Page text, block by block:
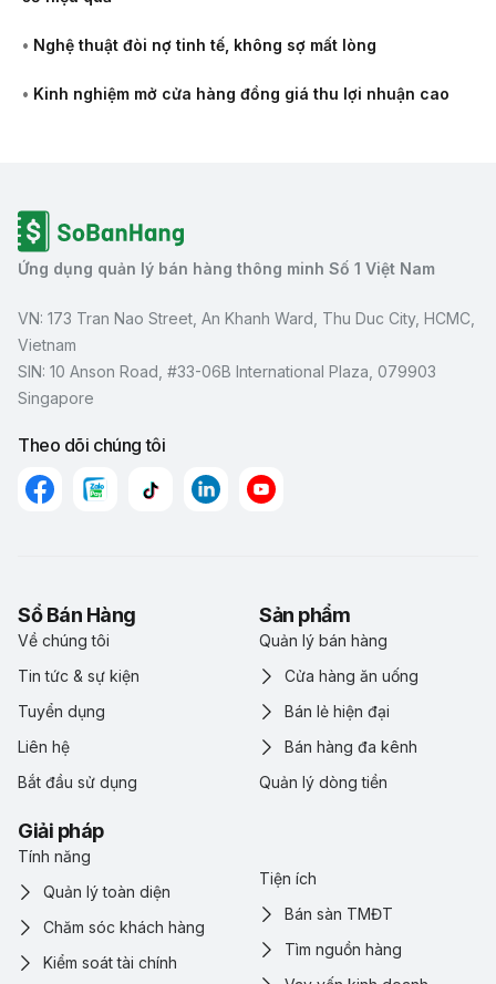
• Nghệ thuật đòi nợ tinh tế, không sợ mất lòng
• Kinh nghiệm mở cửa hàng đồng giá thu lợi nhuận cao
Ứng dụng quản lý bán hàng thông minh Số 1 Việt Nam
VN: 173 Tran Nao Street, An Khanh Ward, Thu Duc City, HCMC,
Vietnam
SIN: 10 Anson Road, #33-06B International Plaza, 079903
Singapore
Theo dõi chúng tôi
Sổ Bán Hàng
Về chúng tôi
Tin tức & sự kiện
Tuyển dụng
Liên hệ
Bắt đầu sử dụng
Sản phẩm
Quản lý bán hàng
Cửa hàng ăn uống
Bán lẻ hiện đại
Bán hàng đa kênh
Quản lý dòng tiền
Giải pháp
Tính năng
Quản lý toàn diện
Chăm sóc khách hàng
Kiểm soát tài chính
Tiện ích
Bán sàn TMĐT
Tìm nguồn hàng